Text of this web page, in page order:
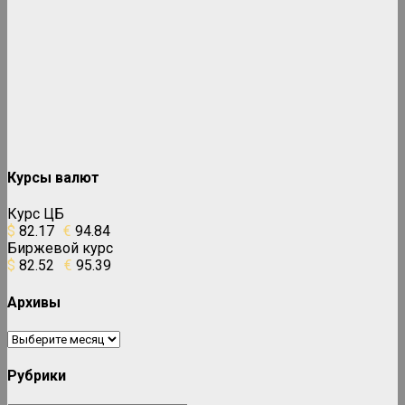
Курсы валют
Курс ЦБ
$ 82.17 € 94.84
Биржевой курс
$ 82.52 € 95.39
Архивы
Архивы
Рубрики